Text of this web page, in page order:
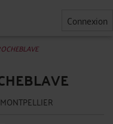
Connexion